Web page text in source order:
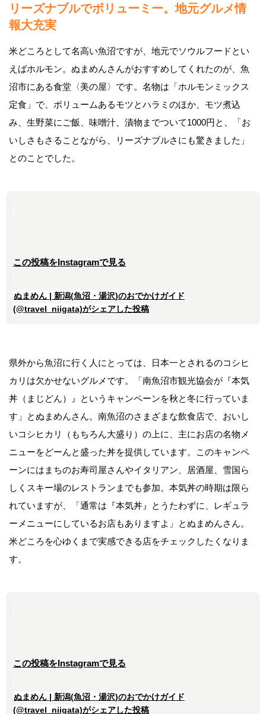
リーズナブルでボリューミー。地元グルメ情
報大充実
米どころとして名高い魚沼ですが、地元でソウルフードとい
えばホルモン。ぬまめんさんがおすすめしてくれたのが、魚
沼市にある食堂〈美の屋〉です。名物は「ホルモンミックス
定食」で、ボリュームあるモツとハラミのほか、モツ煮込
み、生野菜にご飯、味噌汁、漬物までついて1000円と、「お
いしさもさることながら、リーズナブルさにも驚きました」
とのことでした。
この投稿をInstagramで見る
ぬまめん | 新潟(魚沼・湯沢)のおでかけガイド
(@travel_niigata)がシェアした投稿
県外から魚沼に行く人にとっては、日本一とされるのコシヒ
カリは欠かせないグルメです。「南魚沼市観光協会が『本気
丼（まじどん）』というキャンペーンを秋と冬に行っていま
す」とぬまめんさん。南魚沼のさまざまな飲食店で、おいし
いコシヒカリ（もちろん大盛り）の上に、主にお店の名物メ
ニューをどーんと盛った丼を提供しています。このキャンペ
ーンにはまちのお寿司屋さんやイタリアン、居酒屋、雪国ら
しくスキー場のレストランまでも参加。本気丼の時期は限ら
れていますが、「通常は『本気丼』とうたわずに、レギュラ
ーメニューにしているお店もありますよ」とぬまめんさん。
米どころを心ゆくまで実感できる店をチェックしたくなりま
す。
この投稿をInstagramで見る
ぬまめん | 新潟(魚沼・湯沢)のおでかけガイド
(@travel_niigata)がシェアした投稿